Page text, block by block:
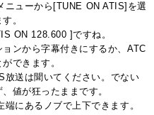
ニューから[TUNE ON ATIS]を選
。
ON 128.600 ]ですね。
ンから字幕付きにするか、ATC
できます。
放送は聞いてください。でない
値が狂ったままです。
にあるノブで上下できます。